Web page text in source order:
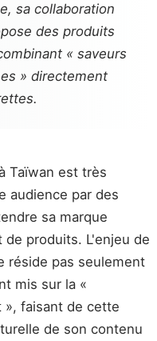
sa collaboration
des produits
« saveurs
» directement
Taïwan est très
audience par des
sa marque
produits. L'enjeu de
réside pas seulement
mis sur la «
», faisant de cette
de son contenu